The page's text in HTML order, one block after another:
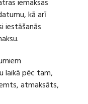
kā arī
iestāšanās
laikā pēc tam,
atmaksāts,